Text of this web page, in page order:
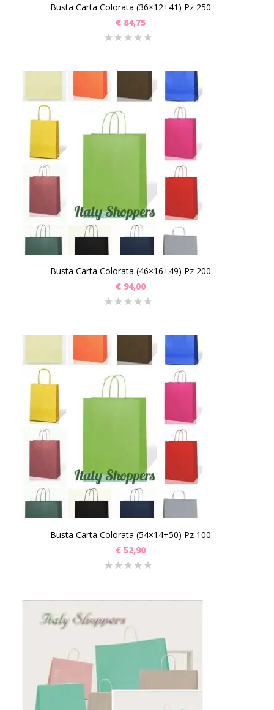
Busta Carta Colorata (36×12+41) Pz 250
€ 84,75
Busta Carta Colorata (46×16+49) Pz 200
€ 94,00
Busta Carta Colorata (54×14+50) Pz 100
€ 52,90